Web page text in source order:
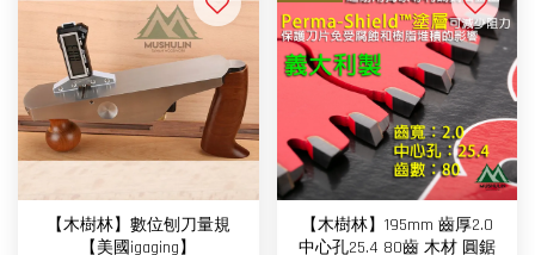
【木樹林】數位刨刀量規
【美國igaging】
【木樹林】195mm 齒厚2.0
中心孔25.4 80齒 木材 圓鋸